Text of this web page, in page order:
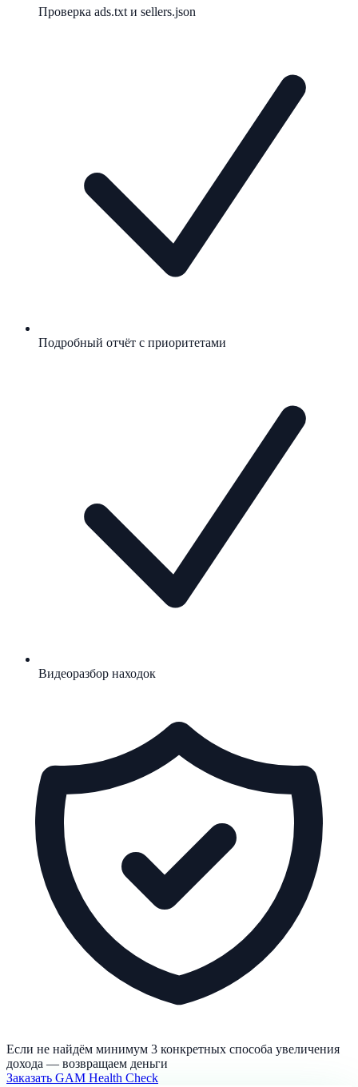
Проверка ads.txt и sellers.json
Подробный отчёт с приоритетами
Видеоразбор находок
Если не найдём минимум 3 конкретных способа увеличения
дохода — возвращаем деньги
Заказать GAM Health Check